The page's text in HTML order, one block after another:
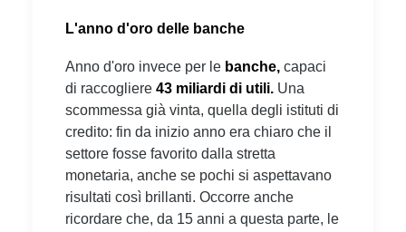
L'anno d'oro delle banche
Anno d'oro invece per le banche, capaci
di raccogliere 43 miliardi di utili. Una
scommessa già vinta, quella degli istituti di
credito: fin da inizio anno era chiaro che il
settore fosse favorito dalla stretta
monetaria, anche se pochi si aspettavano
risultati così brillanti. Occorre anche
ricordare che, da 15 anni a questa parte, le